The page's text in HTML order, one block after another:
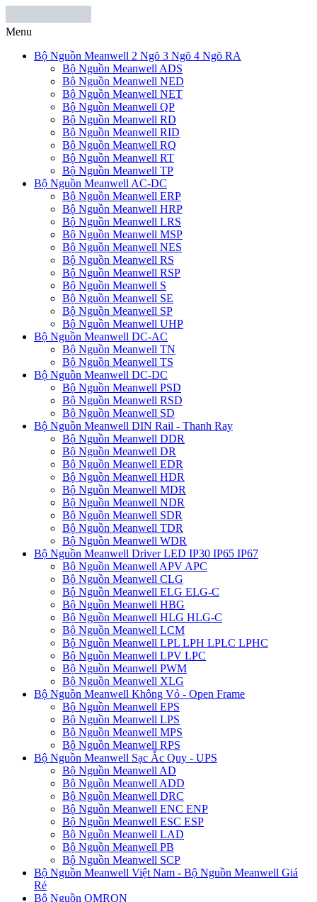
Menu
Bộ Nguồn Meanwell 2 Ngõ 3 Ngõ 4 Ngõ RA
Bộ Nguồn Meanwell ADS
Bộ Nguồn Meanwell NED
Bộ Nguồn Meanwell NET
Bộ Nguồn Meanwell QP
Bộ Nguồn Meanwell RD
Bộ Nguồn Meanwell RID
Bộ Nguồn Meanwell RQ
Bộ Nguồn Meanwell RT
Bộ Nguồn Meanwell TP
Bộ Nguồn Meanwell AC-DC
Bộ Nguồn Meanwell ERP
Bộ Nguồn Meanwell HRP
Bộ Nguồn Meanwell LRS
Bộ Nguồn Meanwell MSP
Bộ Nguồn Meanwell NES
Bộ Nguồn Meanwell RS
Bộ Nguồn Meanwell RSP
Bộ Nguồn Meanwell S
Bộ Nguồn Meanwell SE
Bộ Nguồn Meanwell SP
Bộ Nguồn Meanwell UHP
Bộ Nguồn Meanwell DC-AC
Bộ Nguồn Meanwell TN
Bộ Nguồn Meanwell TS
Bộ Nguồn Meanwell DC-DC
Bộ Nguồn Meanwell PSD
Bộ Nguồn Meanwell RSD
Bộ Nguồn Meanwell SD
Bộ Nguồn Meanwell DIN Rail - Thanh Ray
Bộ Nguồn Meanwell DDR
Bộ Nguồn Meanwell DR
Bộ Nguồn Meanwell EDR
Bộ Nguồn Meanwell HDR
Bộ Nguồn Meanwell MDR
Bộ Nguồn Meanwell NDR
Bộ Nguồn Meanwell SDR
Bộ Nguồn Meanwell TDR
Bộ Nguồn Meanwell WDR
Bộ Nguồn Meanwell Driver LED IP30 IP65 IP67
Bộ Nguồn Meanwell APV APC
Bộ Nguồn Meanwell CLG
Bộ Nguồn Meanwell ELG ELG-C
Bộ Nguồn Meanwell HBG
Bộ Nguồn Meanwell HLG HLG-C
Bộ Nguồn Meanwell LCM
Bộ Nguồn Meanwell LPL LPH LPLC LPHC
Bộ Nguồn Meanwell LPV LPC
Bộ Nguồn Meanwell PWM
Bộ Nguồn Meanwell XLG
Bộ Nguồn Meanwell Không Vỏ - Open Frame
Bộ Nguồn Meanwell EPS
Bộ Nguồn Meanwell LPS
Bộ Nguồn Meanwell MPS
Bộ Nguồn Meanwell RPS
Bộ Nguồn Meanwell Sạc Ắc Quy - UPS
Bộ Nguồn Meanwell AD
Bộ Nguồn Meanwell ADD
Bộ Nguồn Meanwell DRC
Bộ Nguồn Meanwell ENC ENP
Bộ Nguồn Meanwell ESC ESP
Bộ Nguồn Meanwell LAD
Bộ Nguồn Meanwell PB
Bộ Nguồn Meanwell SCP
Bộ Nguồn Meanwell Việt Nam - Bộ Nguồn Meanwell Giá
Rẻ
Bộ Nguồn OMRON